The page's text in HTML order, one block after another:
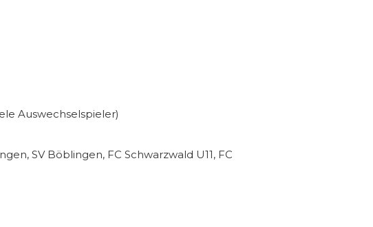
Auswechselspieler)
SV Böblingen, FC Schwarzwald U11, FC